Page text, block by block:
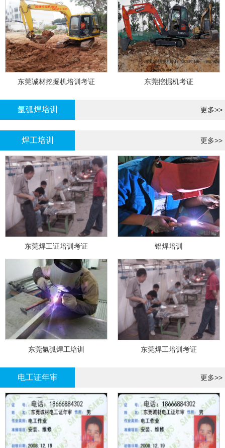
东莞诚材挖掘机培训考证 东莞挖掘机考证
氩弧焊培训 更多>>
焊工培训 更多>>
东莞焊工证培训考证 铝焊培训
东莞氩弧焊工培训 东莞焊工培训考证
电工证年审 更多>>